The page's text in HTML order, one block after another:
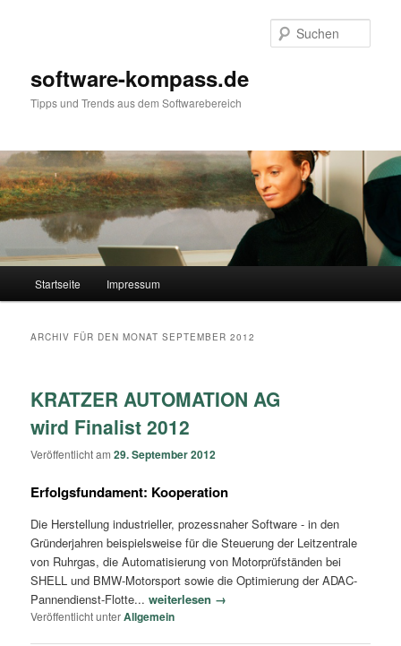
software-kompass.de
Tipps und Trends aus dem Softwarebereich
Zum Inhalt wechseln
Zum sekundären Inhalt wechseln
Startseite Impressum
ARCHIV FÜR DEN MONATSEPTEMBER 2012
KRATZER AUTOMATION AG
wird Finalist 2012
Veröffentlicht am29. September 2012
Erfolgsfundament: Kooperation
Die Herstellung industrieller, prozessnaher Software - in den
Gründerjahren beispielsweise für die Steuerung der Leitzentrale
von Ruhrgas, die Automatisierung von Motorprüfständen bei
SHELL und BMW-Motorsport sowie die Optimierung der ADAC-
Pannendienst-Flotte...weiterlesen →
Veröffentlicht unterAllgemein